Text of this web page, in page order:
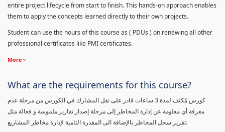
entire project lifecycle from start to finish. This hands-on approach enables
them to apply the concepts learned directly to their own projects.
Student can use the hours of this course as ( PDUs ) on renewing all other
professional certificates like PMI certificates.
More
What are the requirements for this course?
كورس مٌكثف لمدة 3 ساعات قادر على نقل المشارك في الكورس من مرحلة عدم
معرفة أي معلومة عن إدارة المخاطر إلى مرحلة إصدار تقارير ملموسة و فعالة مثل
تقرير سجل المخاطر بالإضافة الى المقدرة التامية لإدارة مخاطر المشاريع.